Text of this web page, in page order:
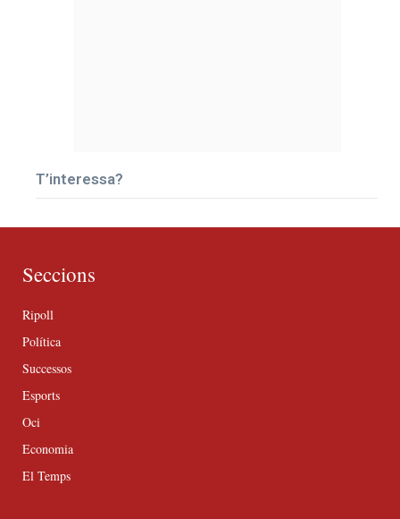
T’interessa?
Seccions
Ripoll
Política
Successos
Esports
Oci
Economia
El Temps